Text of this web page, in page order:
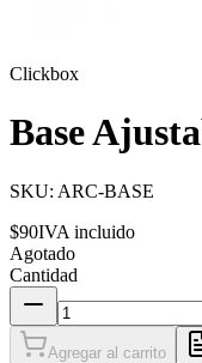
Clickbox
Base
SKU: ARC-BASE
$90IVA incluido
Agotado
Cantidad
Agregar al carrito